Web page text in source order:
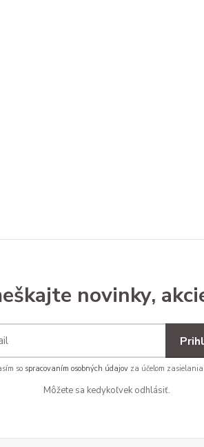
novinky,
so spracovaním osobných údajov za účelom
Môžete sa kedykoľvek odhlásiť.